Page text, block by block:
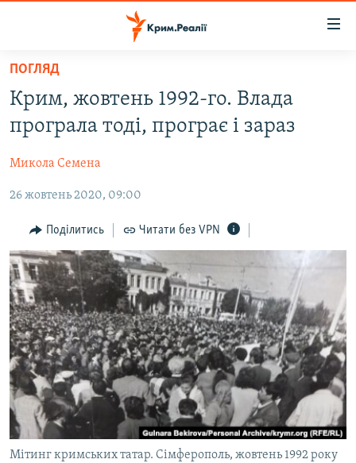
Перейти
основного
матеріалу
Перейти
до
навігації
Перейти
пошуку
ВОДА.КРИМ
ВІДЕО ТА ФОТО
ПОЛІТИКА
БЛОГИ
ПОГЛЯД
ІНТЕРВ'Ю
ВСЕ ЗА ДЕНЬ
СПЕЦПРОЕКТИ
ДЕПОРТАЦІЯ
ВІДЕОУРОКИ «ELIFBE»
СВІДЧЕННЯ ОКУПАЦІЇ
УКРАЇНСЬКА ПРОБЛЕМА КРИМУ
ІНФОГРАФІКА
ЯК ОБІЙТИ БЛОКУВАННЯ
Русский
Qırımtatar
ДОЛУЧАЙСЯ!
ПОГЛЯД
Крим, жовтень 1992-го. Влада
програла тоді, програє і зараз
Микола Семена
26 жовтень 2020, 09:00
Поділитись Читати без VPN
Мітинг кримських татар. Сімферополь, жовтень 1992 року